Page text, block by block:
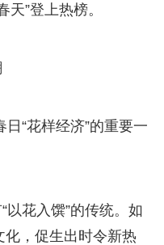
”登上热榜。
日“花样经济”的重要一
以花入馔”的传统。如
，促生出时令新热